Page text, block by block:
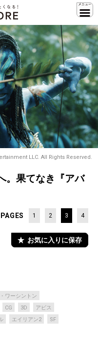
LLC. All Rights Reserved.
。果てなき『アバ
PAGES 1 2 3 4
お気に入りに保存
ワーシントン
CG 3D
アビス
エイリアン2
SF